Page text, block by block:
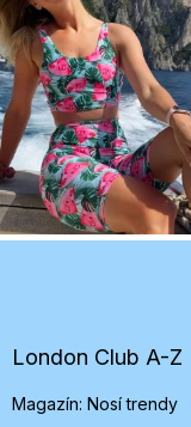
e
London Club A-Z
Magazín: Nosí trendy